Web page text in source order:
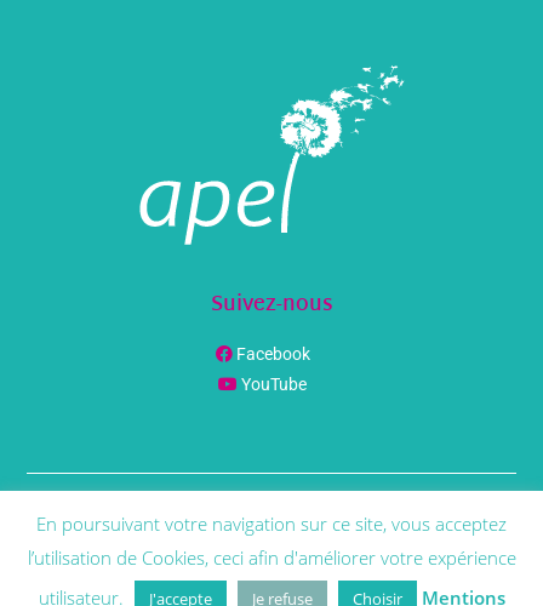
Suivez-nous
Facebook
YouTube
© CopyrightPhenix Info2021 | Tous Droit Réservés | Mentions
Légales
En poursuivant votre navigation sur ce site, vous acceptez
l’utilisation de Cookies, ceci afin d'améliorer votre expérience
utilisateur.
J'accepte Je refuse Choisir Mentions